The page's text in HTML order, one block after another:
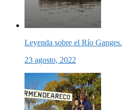
Leyenda sobre el Río Ganges.
23 agosto, 2022